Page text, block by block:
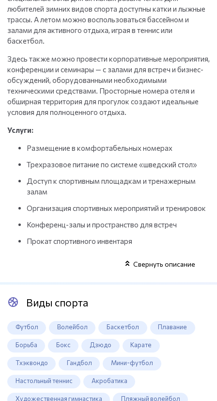
любителей зимних видов спорта доступны катки и лыжные
трассы. А летом можно воспользоваться бассейном и
залами для активного отдыха, играя в теннис или
баскетбол.
Здесь также можно провести корпоративные мероприятия,
конференции и семинары — с залами для встреч и бизнес-
обсуждений, оборудованными необходимыми
техническими средствами. Просторные номера отеля и
обширная территория для прогулок создают идеальные
условия для полноценного отдыха.
Услуги:
Размещение в комфортабельных номерах
Трехразовое питание по системе «шведский стол»
Доступ к спортивным площадкам и тренажерным
залам
Организация спортивных мероприятий и тренировок
Конференц-залы и пространство для встреч
Прокат спортивного инвентаря
Свернуть описание
Виды спорта
Футбол Волейбол Баскетбол Плавание
Борьба Бокс Дзюдо Карате
Тхэквондо Гандбол Мини-футбол
Настольный теннис Акробатика
Художественная гимнастика Пляжный волейбол